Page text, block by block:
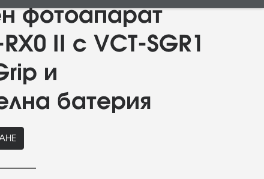
фотоапарат
II с VCT-SGR1
и
батерия